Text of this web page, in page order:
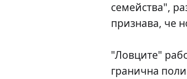
семейства",
признава, че
"Ловците"
гранична